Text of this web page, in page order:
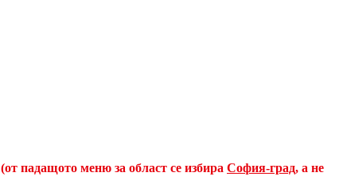
(от падащото меню за област се избира София-град, а не